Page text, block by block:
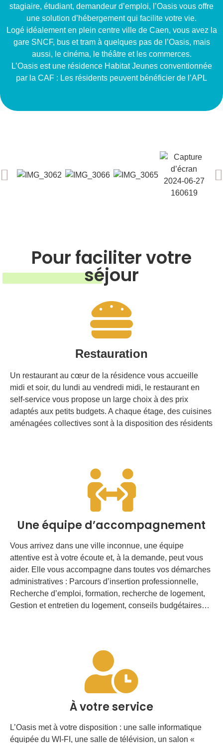
stagiaire, étudiant, demandeur d’emploi, l’Oasis vous offre
une solution d’hébergement qui facilite votre vie.
Logé idéalement en plein centre ville de Caen, vous avez la
gare SNCF, bus et tram à quelques pas de l’Oasis, mais
aussi, le cinéma, le théâtre et les commerces.
L’Oasis est une résidence Habitat Jeunes conventionnée
par la CAF : Les résidents peuvent bénéficier de l’APL
Pour faciliter votre
séjour
Restauration
Un restaurant au cœur de la résidence vous accueille
midi et soir, du lundi au vendredi midi, le restaurant en
self-service vous propose un large choix à des prix
adaptés aux petits budgets. A chaque étage, des cuisines
aménagées collectives sont à la disposition des résidents
Une équipe d’accompagnement
Vous arrivez dans une ville inconnue, une équipe
attentive est à votre écoute et, à la demande, peut vous
aider. Elle vous accompagne dans toutes vos démarches
administratives : Parcours d’insertion professionnelle,
Recherche d’emploi, formation, recherche de logement,
Gestion et entretien du logement, conseils budgétaires…
À votre service
L’Oasis met à votre disposition : une salle informatique
équipée du WI-FI, une salle de télévision, un salon «